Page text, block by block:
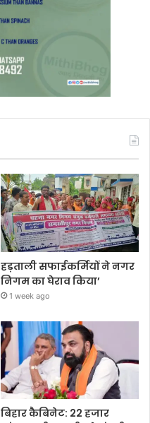
हड़ताली सफाईकर्मियों ने नगर
निगम का घेराव किया’
1 week ago
बिहार कैबिनेट: 22 हजार